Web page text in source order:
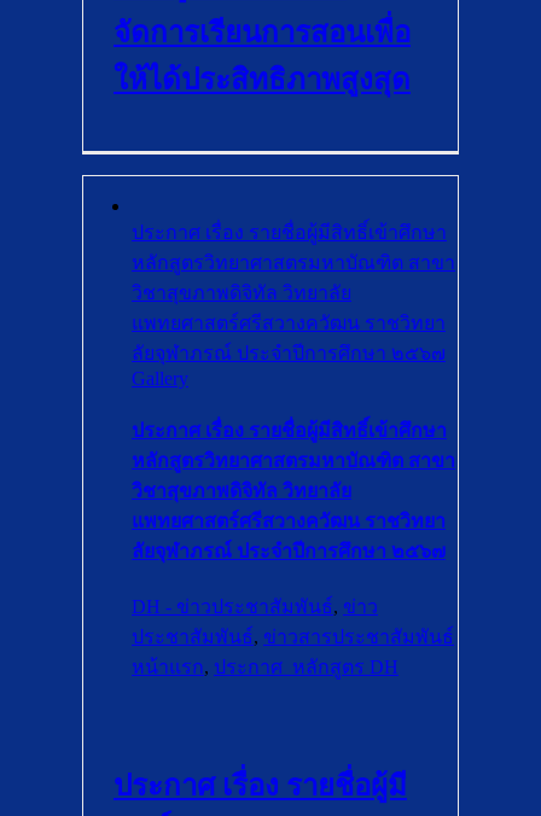
จัดการเรียนการสอนเพื่อ
ให้ได้ประสิทธิภาพสูงสุด
ประกาศ เรื่อง รายชื่อผู้มีสิทธิ์เข้าศึกษา
หลักสูตรวิทยาศาสตรมหาบัณฑิต สาขา
วิชาสุขภาพดิจิทัล วิทยาลัย
แพทยศาสตร์ศรีสวางควัฒน ราชวิทยา
ลัยจุฬาภรณ์ ประจำปีการศึกษา ๒๕๖๗
Gallery
ประกาศ เรื่อง รายชื่อผู้มีสิทธิ์เข้าศึกษา
หลักสูตรวิทยาศาสตรมหาบัณฑิต สาขา
วิชาสุขภาพดิจิทัล วิทยาลัย
แพทยศาสตร์ศรีสวางควัฒน ราชวิทยา
ลัยจุฬาภรณ์ ประจำปีการศึกษา ๒๕๖๗
DH - ข่าวประชาสัมพันธ์, ข่าว
ประชาสัมพันธ์, ข่าวสารประชาสัมพันธ์
หน้าแรก, ประกาศ_หลักสูตร DH
ประกาศ เรื่อง รายชื่อผู้มี